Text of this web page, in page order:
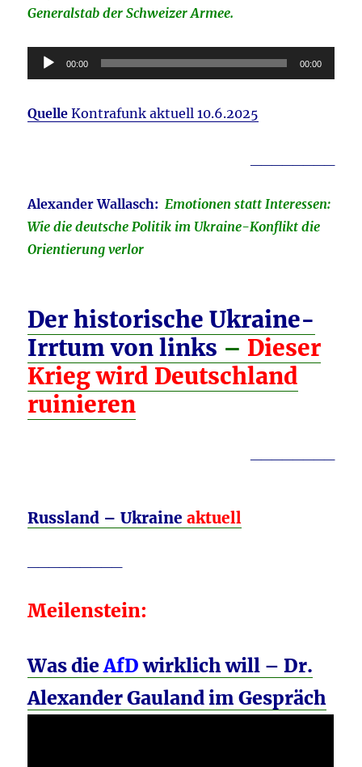
Generalstab der Schweizer Armee.
Audio-
Player
00:00 00:00
Quelle Kontrafunk aktuell 10.6.2025
Alexander Wallasch: Emotionen statt Interessen:
Wie die deutsche Politik im Ukraine-Konflikt die
Orientierung verlor
Der historische Ukraine-
Irrtum von links – Dieser
Krieg wird Deutschland
ruinieren
Russland – Ukraineaktuell
Meilenstein:
Was dieAfDwirklich will – Dr.
Alexander Gauland im Gespräch